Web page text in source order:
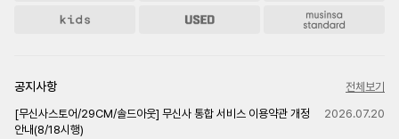
공지사항
전체보기
[무신사스토어/29CM/솔드아웃] 무신사 통합 서비스 이용약관 개정
안내(8/18시행)
2026.07.20